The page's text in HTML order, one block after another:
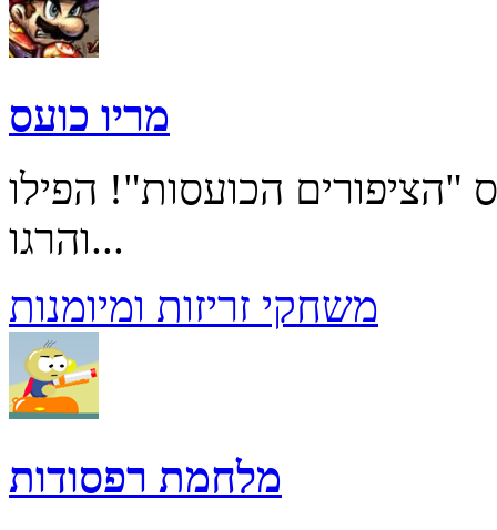
מריו כועס
"הציפורים הכועסות"! הפילו
והרגו...
משחקי זריזות ומיומנות
מלחמת רפסודות